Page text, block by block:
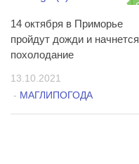
14 октября в Приморье
пройдут дожди и начнется
похолодание
13.10.2021
- МАГЛИПОГОДА